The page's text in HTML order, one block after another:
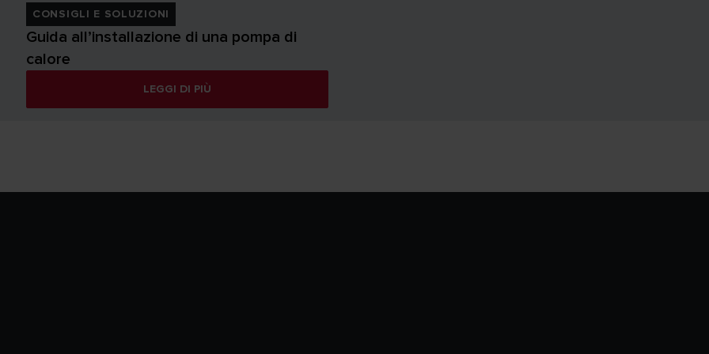
CONSIGLI E SOLUZIONI
Guida all’installazione di una pompa di
calore
LEGGI DI PIÙ